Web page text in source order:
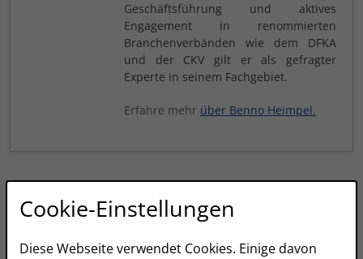
Geschäftsführung und aktives
Engagement in renommierten
Branchenverbänden wie dem DFKA
und der CKV gilt er als gefragter
Experte in seinem Fachgebiet.
Erfahre mehr über Benno Heimpel.
Cookie-Einstellungen
Diese Webseite verwendet Cookies. Einige davon